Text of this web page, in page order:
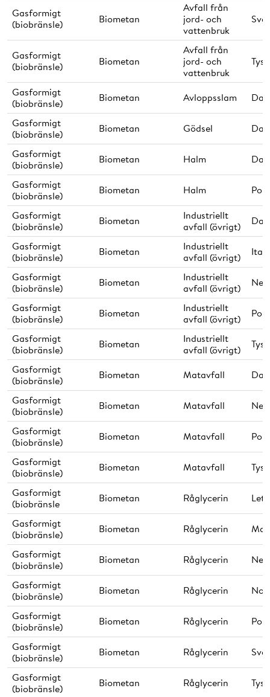
Gasformigt
(biobränsle)
Biometan
Avfall från
jord- och
vattenbruk
Gasformigt
(biobränsle)
Biometan
Avfall från
jord- och
vattenbruk
Gasformigt
(biobränsle)
Biometan Avloppsslam
Gasformigt
(biobränsle)
Biometan Gödsel
Gasformigt
(biobränsle)
Biometan Halm
Gasformigt
(biobränsle)
Biometan Halm
Gasformigt
(biobränsle)
Biometan
Industriellt
avfall (övrigt)
Gasformigt
(biobränsle)
Biometan
Industriellt
avfall (övrigt)
Gasformigt
(biobränsle)
Biometan
Industriellt
avfall (övrigt)
Gasformigt
(biobränsle)
Biometan
Industriellt
avfall (övrigt)
Gasformigt
(biobränsle)
Biometan
Industriellt
avfall (övrigt)
Gasformigt
(biobränsle)
Biometan Matavfall
Gasformigt
(biobränsle)
Biometan Matavfall
Gasformigt
(biobränsle)
Biometan Matavfall
Gasformigt
(biobränsle)
Biometan Matavfall
Gasformigt
(biobränsle
Biometan Råglycerin
Gasformigt
(biobränsle)
Biometan Råglycerin
Gasformigt
(biobränsle)
Biometan Råglycerin
Gasformigt
(biobränsle)
Biometan Råglycerin
Gasformigt
(biobränsle)
Biometan Råglycerin
Gasformigt
(biobränsle)
Biometan Råglycerin
Gasformigt
(biobränsle)
Biometan Råglycerin